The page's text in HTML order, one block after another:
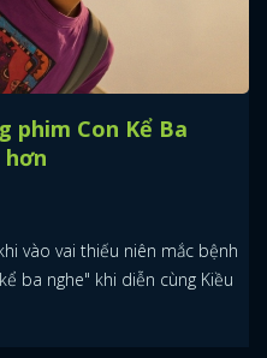
phim Con Kể Ba
hơn
vào vai thiếu niên mắc bệnh
ba nghe" khi diễn cùng Kiều